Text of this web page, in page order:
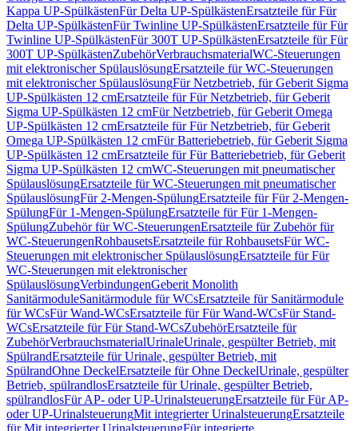
Kappa UP-SpülkästenFür Delta UP-SpülkästenErsatzteile für Für
Delta UP-SpülkästenFür Twinline UP-SpülkästenErsatzteile für Für
Twinline UP-SpülkästenFür 300T UP-SpülkästenErsatzteile für Für
300T UP-SpülkästenZubehörVerbrauchsmaterialWC-Steuerungen
mit elektronischer SpülauslösungErsatzteile für WC-Steuerungen
mit elektronischer SpülauslösungFür Netzbetrieb, für Geberit Sigma
UP-Spülkästen 12 cmErsatzteile für Für Netzbetrieb, für Geberit
Sigma UP-Spülkästen 12 cmFür Netzbetrieb, für Geberit Omega
UP-Spülkästen 12 cmErsatzteile für Für Netzbetrieb, für Geberit
Omega UP-Spülkästen 12 cmFür Batteriebetrieb, für Geberit Sigma
UP-Spülkästen 12 cmErsatzteile für Für Batteriebetrieb, für Geberit
Sigma UP-Spülkästen 12 cmWC-Steuerungen mit pneumatischer
SpülauslösungErsatzteile für WC-Steuerungen mit pneumatischer
SpülauslösungFür 2-Mengen-SpülungErsatzteile für Für 2-Mengen-
SpülungFür 1-Mengen-SpülungErsatzteile für Für 1-Mengen-
SpülungZubehör für WC-SteuerungenErsatzteile für Zubehör für
WC-SteuerungenRohbausetsErsatzteile für RohbausetsFür WC-
Steuerungen mit elektronischer SpülauslösungErsatzteile für Für
WC-Steuerungen mit elektronischer
SpülauslösungVerbindungenGeberit Monolith
SanitärmoduleSanitärmodule für WCsErsatzteile für Sanitärmodule
für WCsFür Wand-WCsErsatzteile für Für Wand-WCsFür Stand-
WCsErsatzteile für Für Stand-WCsZubehörErsatzteile für
ZubehörVerbrauchsmaterialUrinaleUrinale, gespülter Betrieb, mit
SpülrandErsatzteile für Urinale, gespülter Betrieb, mit
SpülrandOhne DeckelErsatzteile für Ohne DeckelUrinale, gespülter
Betrieb, spülrandlosErsatzteile für Urinale, gespülter Betrieb,
spülrandlosFür AP- oder UP-UrinalsteuerungErsatzteile für Für AP-
oder UP-UrinalsteuerungMit integrierter UrinalsteuerungErsatzteile
für Mit integrierter UrinalsteuerungFür integrierte